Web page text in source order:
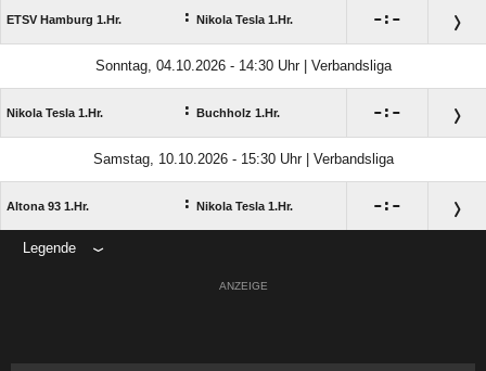
ETSV Hamburg 1.Hr. : Nikola Tesla 1.Hr. : 
Sonntag, 04.10.2026 - 14:30 Uhr | Verbandsliga
Nikola Tesla 1.Hr. : Buchholz 1.Hr. : 
Samstag, 10.10.2026 - 15:30 Uhr | Verbandsliga
Altona 93 1.Hr. : Nikola Tesla 1.Hr. : 
Legende
ANZEIGE